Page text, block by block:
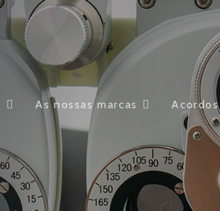
As nossas marcas Acordos